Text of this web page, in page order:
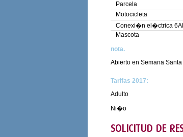
Parcela
Motocicleta
Conexi�n el�ctrica
Mascota
nota.
Abierto en Semana
Tarifas 2017:
Adulto
Ni�o
SOLICITUD DE